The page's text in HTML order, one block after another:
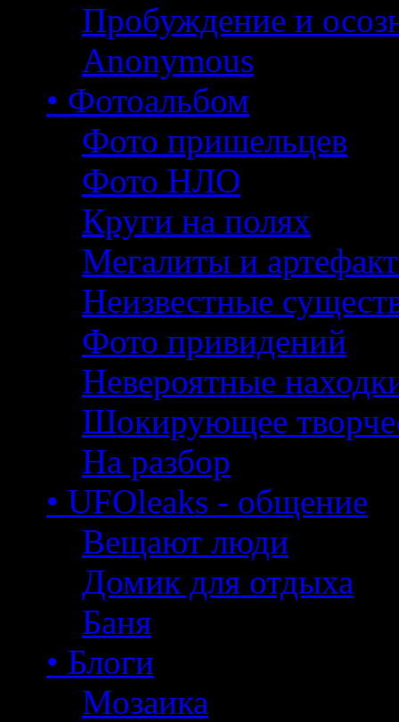
Пробуждение и
Anonymous
• Фотоальбом
Фото пришельцев
Фото НЛО
Круги на полях
Мегалиты и
Неизвестные
Фото привидений
Невероятные
Шокирующее
На разбор
• UFOleaks - общение
Вещают люди
Домик для отдыха
Баня
• Блоги
Мозаика